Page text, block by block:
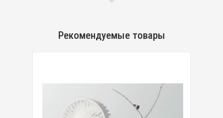
Рекомендуемые товары